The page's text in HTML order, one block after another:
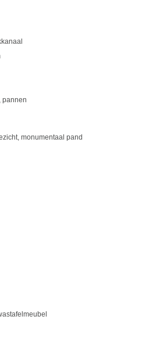
pannen
monumentaal pand